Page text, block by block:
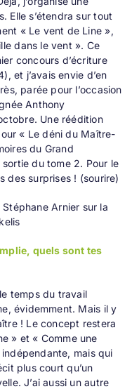
Elle s’étendra sur tout
«Le vent de Line »,
dans le vent». Ce
concours d’écriture
et j’avais envie d’en
parée pour l’occasion
Anthony
Une réédition
« Le déni du Maître-
du Grand
du tome 2. Pour le
des surprises ! (sourire)
quels sont tes
temps du travail
évidemment. Mais il y
! Le concept restera
» et « Comme une
mais qui
plus court qu’un
J’ai aussi un autre